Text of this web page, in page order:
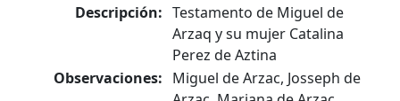
Descripción: Testamento de Miguel de
Arzaq y su mujer Catalina
Perez de Aztina
Observaciones: Miguel de Arzac, Josseph de